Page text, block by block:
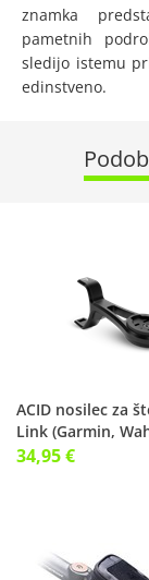
znamka
pametnih
sledijo istemu
edinstveno.
ACID nosilec za
Link (Garmin,
34,95 €